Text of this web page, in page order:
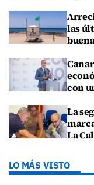
las
con
La
La
LO MÁS VISTO